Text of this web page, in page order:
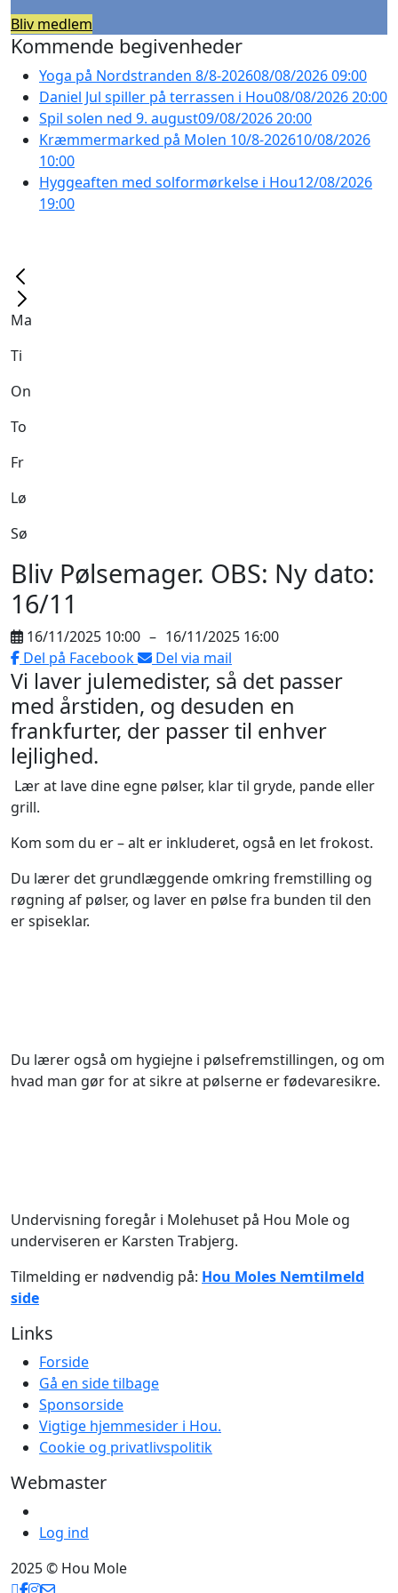
Bliv medlem
Kommende begivenheder
Yoga på Nordstranden 8/8-202608/08/2026 09:00
Daniel Jul spiller på terrassen i Hou08/08/2026 20:00
Spil solen ned 9. august09/08/2026 20:00
Kræmmermarked på Molen 10/8-202610/08/2026
10:00
Hyggeaften med solformørkelse i Hou12/08/2026
19:00
Ma
Ti
On
To
Fr
Lø
Sø
Bliv Pølsemager. OBS: Ny dato:
16/11
16/11/2025 10:00 – 16/11/2025 16:00
Del på Facebook
Del via mail
Vi laver julemedister, så det passer
med årstiden, og desuden en
frankfurter, der passer til enhver
lejlighed.
Lær at lave dine egne pølser, klar til gryde, pande eller
grill.
Kom som du er – alt er inkluderet, også en let frokost.
Du lærer det grundlæggende omkring fremstilling og
røgning af pølser, og laver en pølse fra bunden til den
er spiseklar.
Du lærer også om hygiejne i pølsefremstillingen, og om
hvad man gør for at sikre at pølserne er fødevaresikre.
Undervisning foregår i Molehuset på Hou Mole og
underviseren er Karsten Trabjerg.
Tilmelding er nødvendig på: Hou Moles Nemtilmeld
side
Links
Forside
Gå en side tilbage
Sponsorside
Vigtige hjemmesider i Hou.
Cookie og privatlivspolitik
Webmaster
Log ind
2025 © Hou Mole